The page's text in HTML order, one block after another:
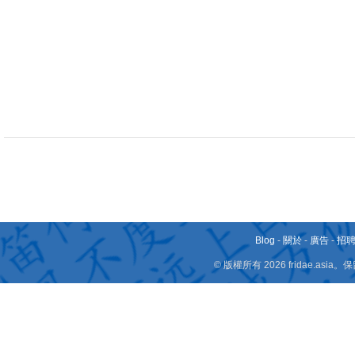
Blog - 關於 - 廣告 -招
© 版權所有 2026 fridae.asia。